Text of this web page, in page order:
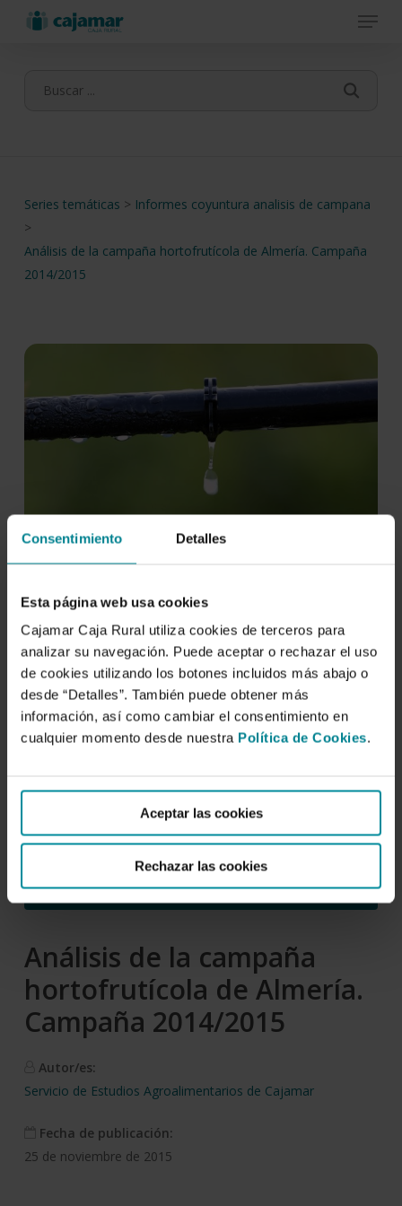
Consentimiento Detalles
Esta página web usa cookies
Cajamar Caja Rural utiliza cookies de terceros para
analizar su navegación. Puede aceptar o rechazar el uso
de cookies utilizando los botones incluidos más abajo o
desde “Detalles”. También puede obtener más
información, así como cambiar el consentimiento en
cualquier momento desde nuestra Política de Cookies.
Aceptar las cookies
Rechazar las cookies
Menu
Series temáticas > Informes coyuntura analisis de campana
>
Análisis de la campaña hortofrutícola de Almería. Campaña
2014/2015
Descargar
Análisis de la campaña
hortofrutícola de Almería.
Campaña 2014/2015
Autor/es:
Servicio de Estudios Agroalimentarios de Cajamar
Fecha de publicación:
25 de noviembre de 2015